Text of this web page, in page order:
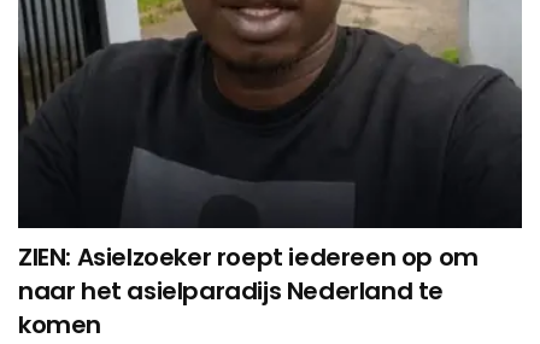
ZIEN: Asielzoeker roept iedereen op om
naar het asielparadijs Nederland te
komen